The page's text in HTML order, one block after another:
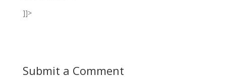
]]>
Submit a Comment